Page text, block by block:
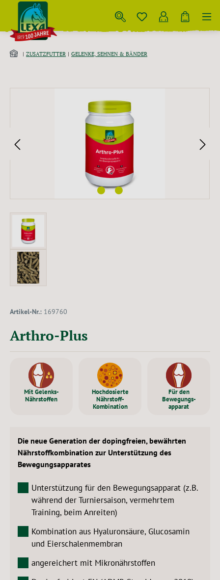
Zum Hauptinhalt springen
ZUSATZFUTTER GELENKE, SEHNEN & BÄNDER
Artikel-Nr.: 169760
Arthro-Plus
Mit Gelenks-
Nährstoffen
Hochdosierte
Nährstoff-
Kombination
Für den
Bewegungs-
apparat
Die neue Generation der dopingfreien, bewährten
Nährstoffkombination zur Unterstützung des
Bewegungsapparates
Unterstützung für den Bewegungsapparat (z.B.
während der Turniersaison, vermehrtem
Training, beim Anreiten)
Kombination aus Hyaluronsäure, Glucosamin
und Eierschalenmembran
angereichert mit Mikronährstoffen